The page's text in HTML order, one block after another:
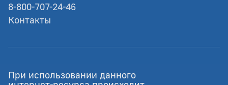
8-800-707-24-46
Контакты
© Рязанская областная Дума
Разработка - GIANIT.ru
При использовании данного